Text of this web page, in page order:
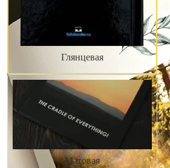
Глянцевая
Матовая